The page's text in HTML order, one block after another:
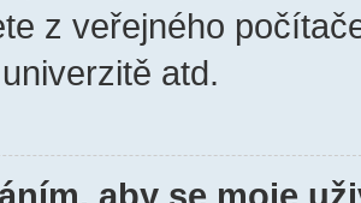
z veřejného
atd.
aby se moje